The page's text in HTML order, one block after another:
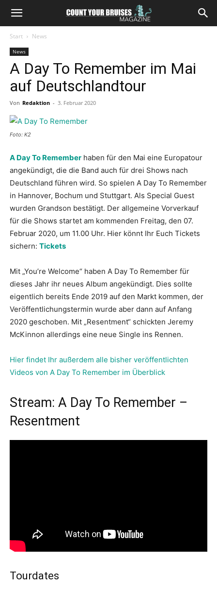
Start News
News
A Day To Remember im Mai
auf Deutschlandtour
Von Redaktion - 3. Februar 2020
Foto: K2
A Day To Remember haben für den Mai eine Europatour
angekündigt, die die Band auch für drei Shows nach
Deutschland führen wird. So spielen A Day To Remember
in Hannover, Bochum und Stuttgart. Als Special Guest
wurden Grandson bestätigt. Der allgemeine Vorverkauf
für die Shows startet am kommenden Freitag, den 07.
Februar 2020, um 11.00 Uhr. Hier könnt Ihr Euch Tickets
sichern: Tickets
Mit „You’re Welcome“ haben A Day To Remember für
dieses Jahr ihr neues Album angekündigt. Dies sollte
eigentlich bereits Ende 2019 auf den Markt kommen, der
Veröffentlichungstermin wurde aber dann auf Anfang
2020 geschoben. Mit „Resentment“ schickten Jeremy
McKinnon allerdings eine neue Single ins Rennen.
Hier findet Ihr außerdem alle bisher veröffentlichten
Videos von A Day To Remember im Überblick
Stream: A Day To Remember –
Resentment
Tourdates